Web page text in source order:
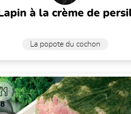
lapin à la crème de
La popote du cochon
8